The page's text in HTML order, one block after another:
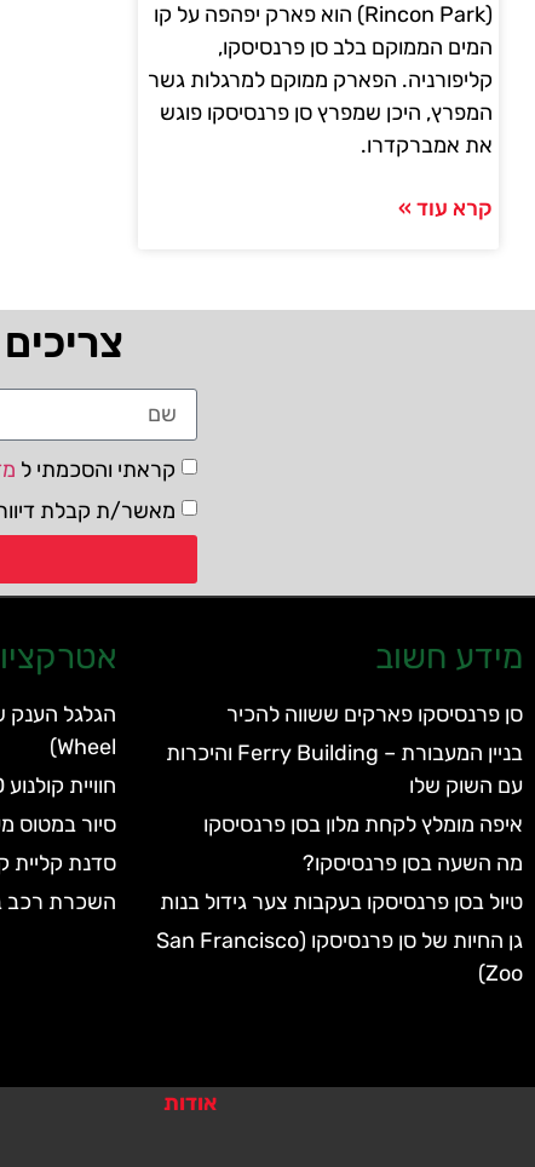
(Rincon Park) הוא פארק יפהפה על קו
המים הממוקם בלב סן פרנסיסקו,
קליפורניה. הפארק ממוקם למרגלות גשר
המפרץ, היכן שמפרץ סן פרנסיסקו פוגש
את אמברקדרו.
קרא עוד »
קראתי והסכמתי ל
מאשר/ת קבלת דיוור
מידע חשוב
סן פרנסיסקו פארקים ששווה להכיר
בניין המעבורת – Ferry Building והיכרות
עם השוק שלו
איפה מומלץ לקחת מלון בסן פרנסיסקו
מה השעה בסן פרנסיסקו?
טיול בסן פרנסיסקו בעקבות צער גידול בנות
גן החיות של סן פרנסיסקו (San Francisco
Zoo)
Wheel)
חוויית קולנוע 7D בסן פרנסיסקו
סיור במטוס
סדנת קליית
השכרת רכב
אודות